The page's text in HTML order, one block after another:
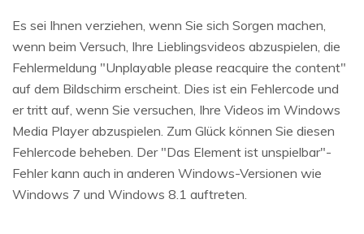
Es sei Ihnen verziehen, wenn Sie sich Sorgen machen,
wenn beim Versuch, Ihre Lieblingsvideos abzuspielen, die
Fehlermeldung "Unplayable please reacquire the content"
auf dem Bildschirm erscheint. Dies ist ein Fehlercode und
er tritt auf, wenn Sie versuchen, Ihre Videos im Windows
Media Player abzuspielen. Zum Glück können Sie diesen
Fehlercode beheben. Der "Das Element ist unspielbar"-
Fehler kann auch in anderen Windows-Versionen wie
Windows 7 und Windows 8.1 auftreten.